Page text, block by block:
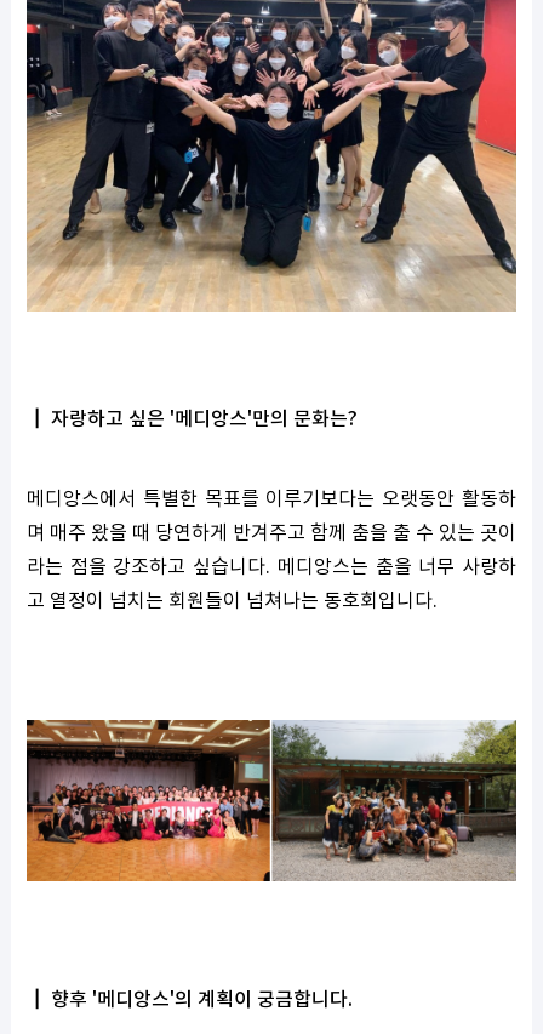
┃ 자랑하고 싶은 '메디앙스'만의 문화는?
메디앙스에서 특별한 목표를 이루기보다는 오랫동안 활동하
며 매주 왔을 때 당연하게 반겨주고 함께 춤을 출 수 있는 곳이
라는 점을 강조하고 싶습니다. 메디앙스는 춤을 너무 사랑하
고 열정이 넘치는 회원들이 넘쳐나는 동호회입니다.
┃ 향후 '메디앙스'의 계획이 궁금합니다.